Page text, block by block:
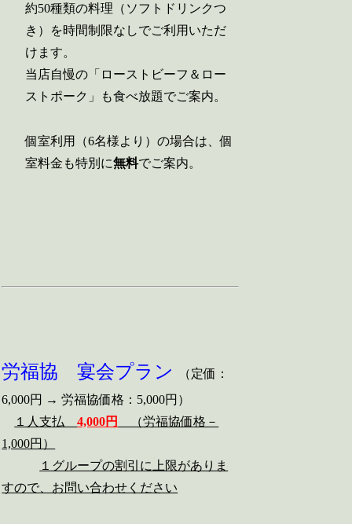
約50種類の料理（ソフトドリンクつ
き）を時間制限なしでご利用いただ
けます。
当店自慢の「ローストビーフ＆ロー
ストポーク」も食べ放題でご案内。
個室利用（6名様より）の場合は、個
室料金も特別に無料でご案内。
労福協 宴会プラン
（定価：
6,000円 → 労福協価格：5,000円）
１人支払4,000円
（労福協価格－
1,000円）
１グループの割引に上限がありま
すので、お問い合わせください